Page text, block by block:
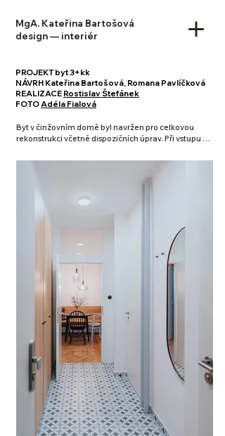
MgA. Kateřina Bartošová
design — interiér
PROJEKT byt 3+kk
​​NÁVRH Kateřina Bartošová, Romana Pavlíčková
REALIZACE Rostislav Štefánek
FOTOAdéla Fialová
Byt v činžovním domě byl navržen pro celkovou
rekonstrukci včetně dispozičních úprav. Při vstupu do
odkazuje k historii domu. Při úpravě dispozice
barvu. Tím z utilitární nezbytné součásti bytu dělám
osu chodby vidíme průhled do obytné části bytu na
návštěvníka tato kompozice zvala dál. Kuchyň v
neutrálních barvách končí naproti velkorysou lavicí,
která nabízí další místo k sezení. Atmosféru bytu
určují do barvy dlažby tónované převýšené
prosklené dveře, které jsem nechala repasovat a
dodala tak bytu potřebný nádech staré doby. Spojují
kuchyň s obývací částí bytu, která příležitostně může
sloužit jako hostinský pokoj. Malá ložnice slouží jako
soukromé útočiště majitelky. Koupelna s nečekaně
velkorysým sprchovým koutem je s ložnicí opticky
propojena oknem, které přináší přirozené světlo do
koupelny a zároveň je šperkem směrem do
soukromých prostor. Nadsvětlíky nad vstupními
dveřmi do pokojů jsou důležitým propojením
místností. Celý byt rámují krásné výhledy, ucelují
parkety a dekorovaná dlažba. Celým bytem
proplouvá v náznacích modrý odstín. Byt se
nadechuje.